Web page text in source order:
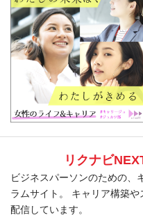
リクナビ
ビジネスパーソンのための、
ラムサイト。 キャリア構築
配信しています。